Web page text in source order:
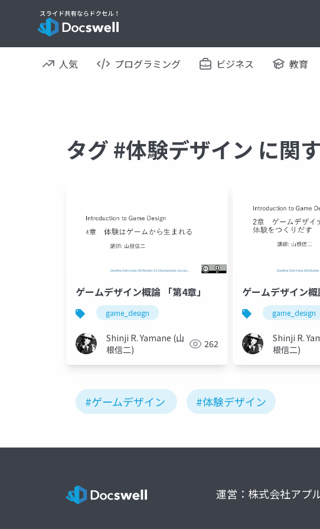
人気 プログラミング ビジネス 教育
タグ #体験デザイン に関
ゲームデザイン概論 「第4章」
game_design
Shinji R. Yamane (山
根信二)
262
ゲームデザイン概
game_design
Shinji R.
根信二)
#ゲームデザイン #体験デザイン
運営：株式会社アプ